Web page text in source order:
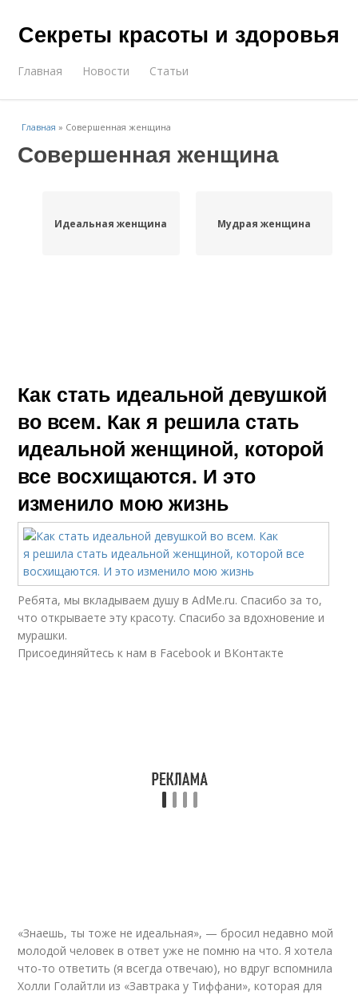
Секреты красоты и здоровья
Главная Новости Статьи
Главная » Совершенная женщина
Совершенная женщина
Идеальная женщина Мудрая женщина
Как стать идеальной девушкой
во всем. Как я решила стать
идеальной женщиной, которой
все восхищаются. И это
изменило мою жизнь
Ребята, мы вкладываем душу в AdMe.ru. Cпасибо за то,
что открываете эту красоту. Спасибо за вдохновение и
мурашки.
Присоединяйтесь к нам в Facebook и ВКонтакте
«Знаешь, ты тоже не идеальная», — бросил недавно мой
молодой человек в ответ уже не помню на что. Я хотела
что-то ответить (я всегда отвечаю), но вдруг вспомнила
Холли Голайтли из «Завтрака у Тиффани», которая для